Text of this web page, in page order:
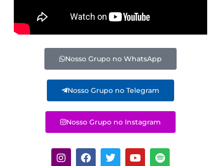
Nosso Grupo no WhatsApp
Nosso Grupo no Telegram
Nosso Grupo no Instagram